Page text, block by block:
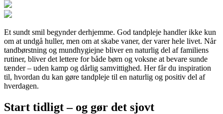
Et sundt smil begynder derhjemme. God tandpleje handler ikke kun
om at undgå huller, men om at skabe vaner, der varer hele livet. Når
tandbørstning og mundhygiejne bliver en naturlig del af familiens
rutiner, bliver det lettere for både børn og voksne at bevare sunde
tænder – uden kamp og dårlig samvittighed. Her får du inspiration
til, hvordan du kan gøre tandpleje til en naturlig og positiv del af
hverdagen.
Start tidligt – og gør det sjovt